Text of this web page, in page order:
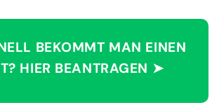
BEKOMMT MAN EINEN
HIER BEANTRAGEN ➤